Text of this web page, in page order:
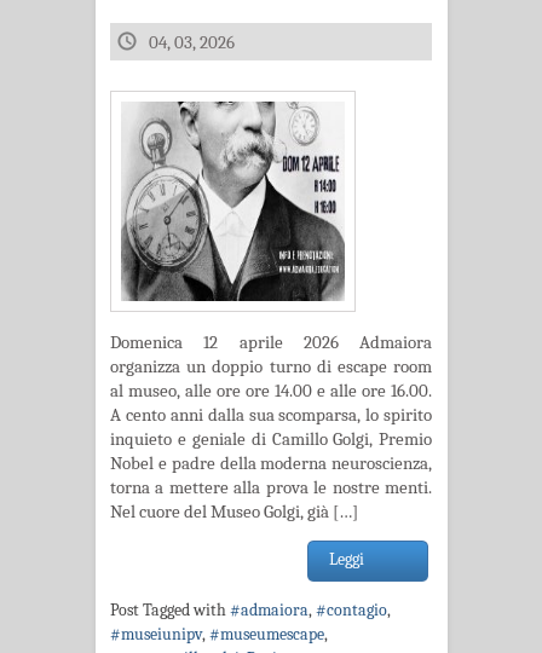
04, 03, 2026
Domenica 12 aprile 2026 Admaiora
organizza un doppio turno di escape room
al museo, alle ore ore 14.00 e alle ore 16.00.
A cento anni dalla sua scomparsa, lo spirito
inquieto e geniale di Camillo Golgi, Premio
Nobel e padre della moderna neuroscienza,
torna a mettere alla prova le nostre menti.
Nel cuore del Museo Golgi, già […]
Leggi
Post Tagged with#admaiora,#contagio,
#museiunipv,#museumescape,